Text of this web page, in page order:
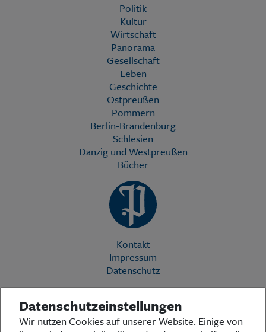
Politik
Kultur
Wirtschaft
Panorama
Gesellschaft
Leben
Geschichte
Ostpreußen
Pommern
Berlin-Brandenburg
Schlesien
Danzig und Westpreußen
Bücher
Kontakt
Impressum
Datenschutz
Die Preußische Allgemeine Zeitung (PAZ) ist eine einzigartige Stimme
in der deutschen Medienlandschaft. Woche für Woche berichtet sie
Datenschutzeinstellungen
Wir nutzen Cookies auf unserer Website. Einige von